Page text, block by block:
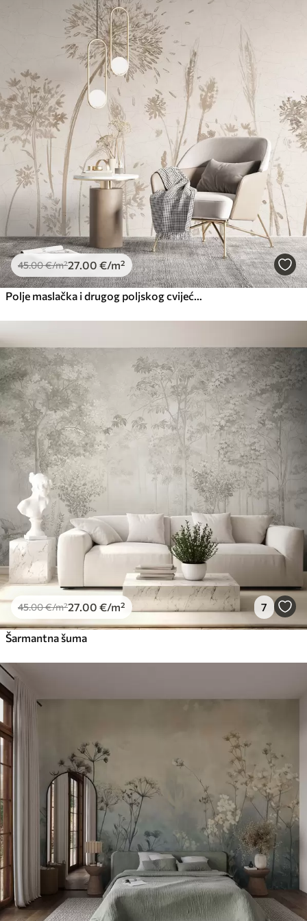
Standard
45 .00 /m²
Premium
56.6734.00 € /m²
Premium vinil
66 40 .00 €/m²
Peel and Stick
.6749 .00 /m²
45.00€/m²27 .00 €/m²
45.00€/m²27 .00 €/m² 7
Šarmantna šuma